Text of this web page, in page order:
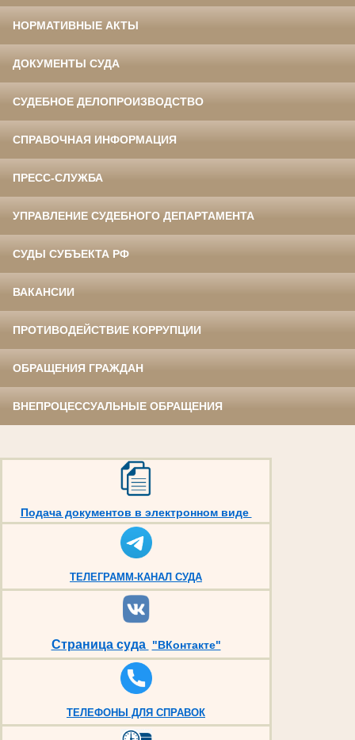
НОРМАТИВНЫЕ АКТЫ
ДОКУМЕНТЫ СУДА
СУДЕБНОЕ ДЕЛОПРОИЗВОДСТВО
СПРАВОЧНАЯ ИНФОРМАЦИЯ
ПРЕСС-СЛУЖБА
УПРАВЛЕНИЕ СУДЕБНОГО ДЕПАРТАМЕНТА
СУДЫ СУБЪЕКТА РФ
ВАКАНСИИ
ПРОТИВОДЕЙСТВИЕ КОРРУПЦИИ
ОБРАЩЕНИЯ ГРАЖДАН
ВНЕПРОЦЕССУАЛЬНЫЕ ОБРАЩЕНИЯ
Подача документов в электронном виде
ТЕЛЕГРАММ-КАНАЛ СУДА
Страница суда "ВКонтакте"
ТЕЛЕФОНЫ ДЛЯ СПРАВОК